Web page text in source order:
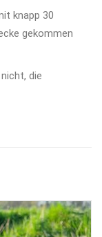
knapp 30
gekommen
die